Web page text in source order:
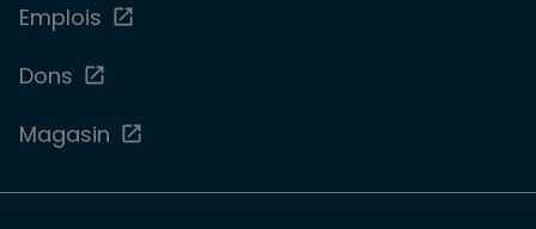
Emplois
Dons
Magasin